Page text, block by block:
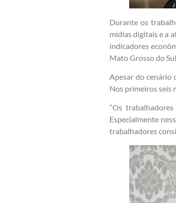
Durante os
mídias digitais e a
indicadores
Mato Grosso do Sul.
Apesar do cenário
Nos primeiros seis
“Os
Especialmente
trabalhadores